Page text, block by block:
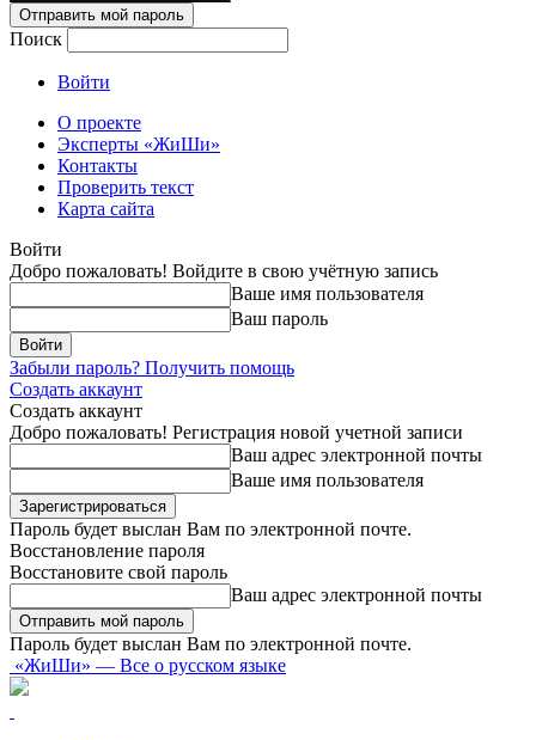
Поиск
Войти
О проекте
Эксперты «ЖиШи»
Контакты
Проверить текст
Карта сайта
Войти
Добро пожаловать! Войдите в свою учётную запись
Ваше имя пользователя
Ваш пароль
Забыли пароль? Получить помощь
Создать аккаунт
Создать аккаунт
Добро пожаловать! Регистрация новой учетной записи
Ваш адрес электронной почты
Ваше имя пользователя
Пароль будет выслан Вам по электронной почте.
Восстановление пароля
Восстановите свой пароль
Ваш адрес электронной почты
Пароль будет выслан Вам по электронной почте.
«ЖиШи» — Все о русском языке